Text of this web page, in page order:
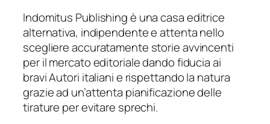
Indomitus Publishing è una casa editrice
alternativa, indipendente e attenta nello
scegliere accuratamente storie avvincenti
per il mercato editoriale dando fiducia ai
bravi Autori italiani e rispettando la natura
grazie ad un’attenta pianificazione delle
tirature per evitare sprechi.